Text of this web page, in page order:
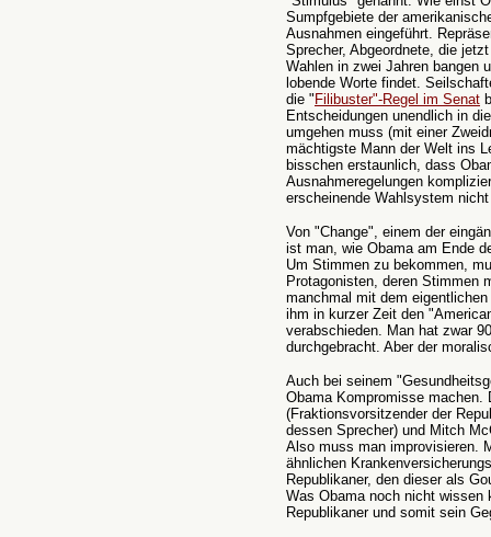
Sumpfgebiete der
Ausnahmen eingeführt.
Sprecher, Abgeordnete, die
Wahlen in zwei Jahren bangen
lobende Worte findet.
die " Filibuster"-Regel im Senat
Entscheidungen unendlich in
umgehen muss (mit einer
mächtigste Mann der Welt ins
bisschen erstaunlich, dass
Ausnahmeregelungen
erscheinende Wahlsystem
Von "Change", einem der
ist man, wie Obama am Ende
Um Stimmen zu bekommen,
Protagonisten, deren Stimmen
manchmal mit dem
ihm in kurzer Zeit den
verabschieden. Man hat zwar
durchgebracht. Aber der
Auch bei seinem
Obama Kompromisse machen.
(Fraktionsvorsitzender der
dessen Sprecher) und Mitch
Also muss man improvisieren.
ähnlichen
Republikaner, den dieser als
Was Obama noch nicht wissen
Republikaner und somit sein